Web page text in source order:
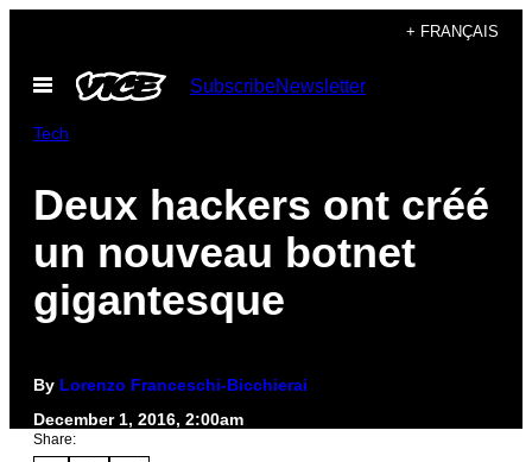
content
+ FRANÇAIS
Open
Menu
SubscribeNewsletter
Tech
Deux hackers ont créé
un nouveau botnet
gigantesque
By Lorenzo Franceschi-Bicchierai
December 1, 2016, 2:00am
Share: